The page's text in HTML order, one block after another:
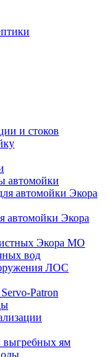
и стоков
автомойки
автомойки Экора
автомойки Экора
Экора МО
вод
ЛОС
Patron
выгребных ям